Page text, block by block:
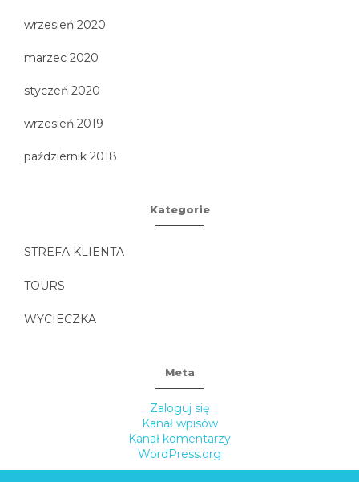
wrzesień 2020
marzec 2020
styczeń 2020
wrzesień 2019
październik 2018
Kategorie
STREFA KLIENTA
TOURS
WYCIECZKA
Meta
Zaloguj się
Kanał wpisów
Kanał komentarzy
WordPress.org